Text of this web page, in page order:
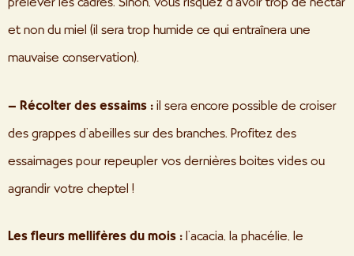
et non du miel (il sera trop humide ce qui entraînera une
mauvaise conservation).
– Récolter des essaims : il sera encore possible de croiser
des grappes d’abeilles sur des branches. Profitez des
essaimages pour repeupler vos dernières boites vides ou
agrandir votre cheptel !
Les fleurs mellifères du mois : l’acacia, la phacélie, le